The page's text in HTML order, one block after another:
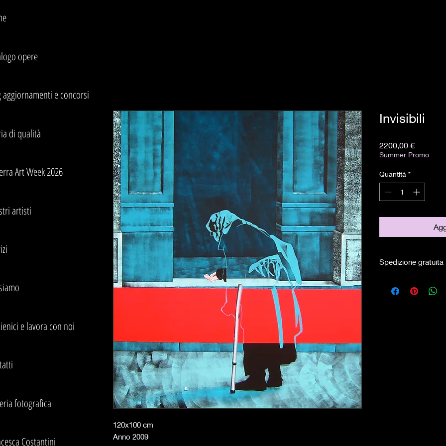
120x100 cm
Anno 2009
Invisibili
2200,00 €Prezzo
Summer Promo
Quantità *
Spedizione gratuita
opere
aggiornamenti e concorsi
di qualità
Art Week 2026
artisti
e lavora con noi
fotografica
Costantini